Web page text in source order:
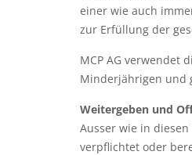
einer wie auch
zur Erfüllung der
MCP AG verwendet
Minderjährigen und
Weitergeben und
Ausser wie in
verpflichtet oder